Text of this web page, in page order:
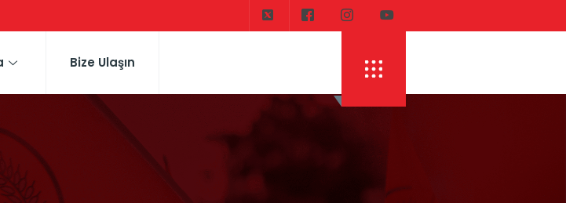
TRAFIK EĞITIM PARKI’NI YERINDE INCELEDI ERHÜRMAN: TOPLAYIN PILINIZI
Bize Ulaşın